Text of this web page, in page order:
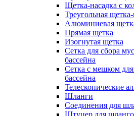
Щетка-насадка с
Треугольная щетка-
Алюминиевая
Прямая щетка
Изогнутая щетка
Сетка для сбора
бассейна
Сетка с мешком
бассейна
Телескопические
Шланги
Соединения для
Штуцер для